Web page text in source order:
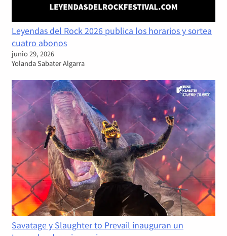
Leyendas del Rock 2026 publica los horarios y sortea
cuatro abonos
junio 29, 2026
Yolanda Sabater Algarra
Savatage y Slaughter to Prevail inauguran un